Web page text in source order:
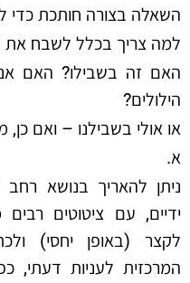
השאלה בצורה חותכת כדי
למה צריך בכלל לשבח את
האם זה בשבילו? האם
הילולים?
או אולי בשבילנו – ואם כן,
א.
ניתן להאריך בנושא רחב
ידיים, עם ציטוטים
לקצר (באופן יחסי)
המרכזית לעניות דעתי,